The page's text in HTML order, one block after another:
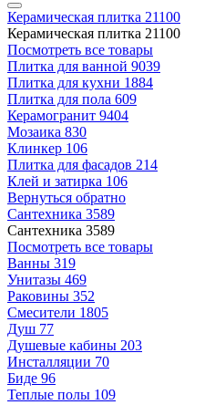
Керамическая плитка 21100
Керамическая плитка 21100
Посмотреть все товары
Плитка для ванной 9039
Плитка для кухни 1884
Плитка для пола 609
Керамогранит 9404
Мозаика 830
Клинкер 106
Плитка для фасадов 214
Клей и затирка 106
Вернуться обратно
Сантехника 3589
Сантехника 3589
Посмотреть все товары
Ванны 319
Унитазы 469
Раковины 352
Смесители 1805
Душ 77
Душевые кабины 203
Инсталляции 70
Биде 96
Теплые полы 109